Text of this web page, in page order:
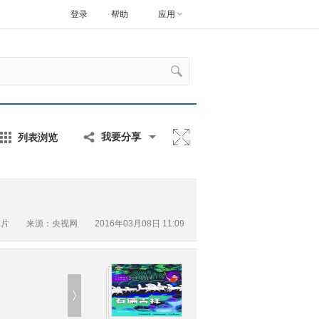
帮助 应用
登录
列表浏览 我要分享
来源：央视网 2016年03月08日 11:09